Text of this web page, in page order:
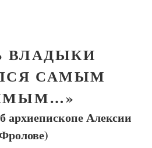
ВЛАДЫКИ
САМЫМ
архиепископе Алексии